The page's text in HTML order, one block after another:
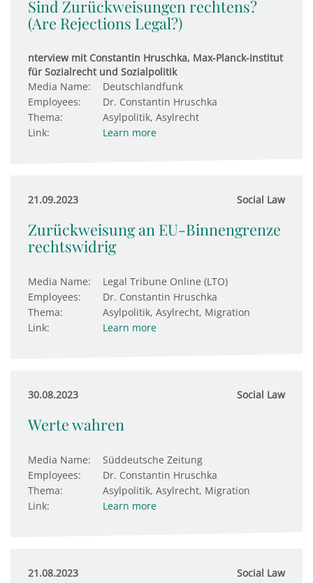
Sind Zurückweisungen rechtens?
(Are Rejections Legal?)
nterview mit Constantin Hruschka, Max-Planck-Institut
für Sozialrecht und Sozialpolitik
Media Name:
Deutschlandfunk
Employees:
Dr. Constantin Hruschka
Thema:
Asylpolitik, Asylrecht
Link:
Learn more
21.09.2023 Social Law
Zurück­wei­sung an EU-Bin­nen­g­renze
rechts­widrig
Media Name:
Legal Tribune Online (LTO)
Employees:
Dr. Constantin Hruschka
Thema:
Asylpolitik, Asylrecht, Migration
Link:
Learn more
30.08.2023 Social Law
Werte wahren
Media Name:
Süddeutsche Zeitung
Employees:
Dr. Constantin Hruschka
Thema:
Asylpolitik, Asylrecht, Migration
Link:
Learn more
21.08.2023 Social Law